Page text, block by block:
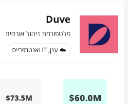
Duve
פלטפורמת ניהול אורחים
☁️ ענן, IT ואנטרפרייס
M
60.0
$
$73.5M